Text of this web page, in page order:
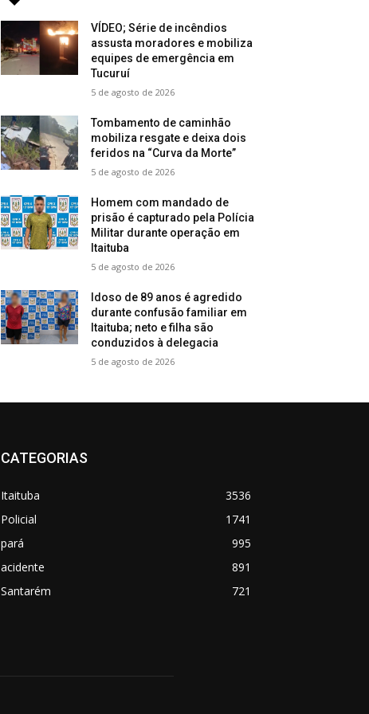
VÍDEO; Série de incêndios
assusta moradores e mobiliza
equipes de emergência em
Tucuruí
5 de agosto de 2026
Tombamento de caminhão
mobiliza resgate e deixa dois
feridos na “Curva da Morte”
5 de agosto de 2026
Homem com mandado de
prisão é capturado pela Polícia
Militar durante operação em
Itaituba
5 de agosto de 2026
Idoso de 89 anos é agredido
durante confusão familiar em
Itaituba; neto e filha são
conduzidos à delegacia
5 de agosto de 2026
CATEGORIAS
Itaituba
3536
Policial
1741
pará
995
acidente
891
Santarém
721